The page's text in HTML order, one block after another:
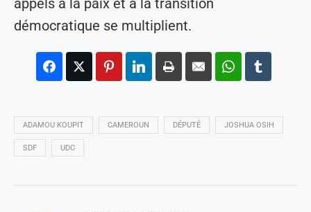
appels à la paix et à la transition
démocratique se multiplient.
ADAMOU KOUPIT CAMEROUN DÉPUTÉ JOSHUA OSIH
SDF UDC